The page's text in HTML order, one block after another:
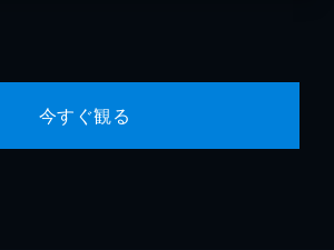
今すぐ観る